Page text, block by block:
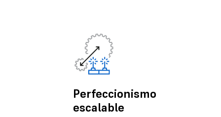
Perfeccionismo
escalable